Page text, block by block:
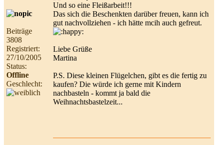
Beiträge
3808
Registriert:
27/10/2005
Status:
Offline
Geschlecht:
Und so eine Fleißarbeit!!!
Das sich die Beschenkten darüber freuen, kann ich
gut nachvollziehen - ich hätte mcih auch gefreut.
Liebe Grüße
Martina
P.S. Diese kleinen Flügelchen, gibt es die fertig zu
kaufen? Die würde ich gerne mit Kindern
nachbasteln - kommt ja bald die
Weihnachtsbastelzeit...